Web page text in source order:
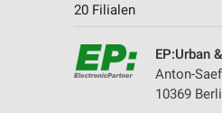
20 Filialen
EP:Urban
Anton-
10369